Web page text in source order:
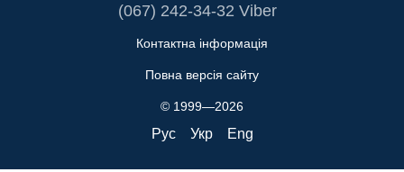
(067) 242-34-32 Viber
Контактна інформація
Повна версія сайту
© 1999—2026
Рус Укр Eng